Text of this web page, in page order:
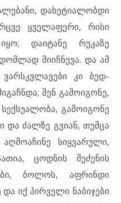
დახეტიალობდი
ყველაფერი, რისი
დაიტანე რუკაზე
მიიჩნევა. და ამ
კი ბედ-
შენ გამოიგონე,
გამოიგონე
ძალზე გვიან, თუმცა
სიყვარული,
ცოდნის შეძენის
ბოლოს, აფრინდი
იქ პირველი ნაბიჯები